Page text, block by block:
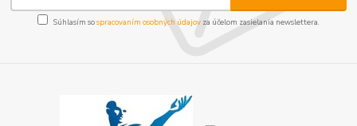
Súhlasím sospracovaním osobných údajov za účelom zasielania newslettera.